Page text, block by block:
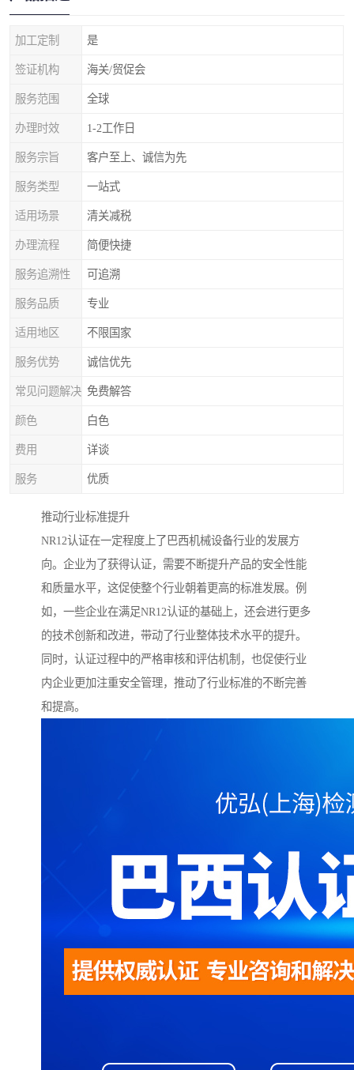
加工定制 是
签证机构 海关/贸促会
服务范围 全球
办理时效 1-2工作日
服务宗旨 客户至上、诚信为先
服务类型 一站式
适用场景 清关减税
办理流程 简便快捷
服务追溯性 可追溯
服务品质 专业
适用地区 不限国家
服务优势 诚信优先
常见问题解决 免费解答
颜色 白色
费用 详谈
服务 优质
推动行业标准提升
NR12认证在一定程度上了巴西机械设备行业的发展方
向。企业为了获得认证，需要不断提升产品的安全性能
和质量水平，这促使整个行业朝着更高的标准发展。例
如，一些企业在满足NR12认证的基础上，还会进行更多
的技术创新和改进，带动了行业整体技术水平的提升。
同时，认证过程中的严格审核和评估机制，也促使行业
内企业更加注重安全管理，推动了行业标准的不断完善
和提高。